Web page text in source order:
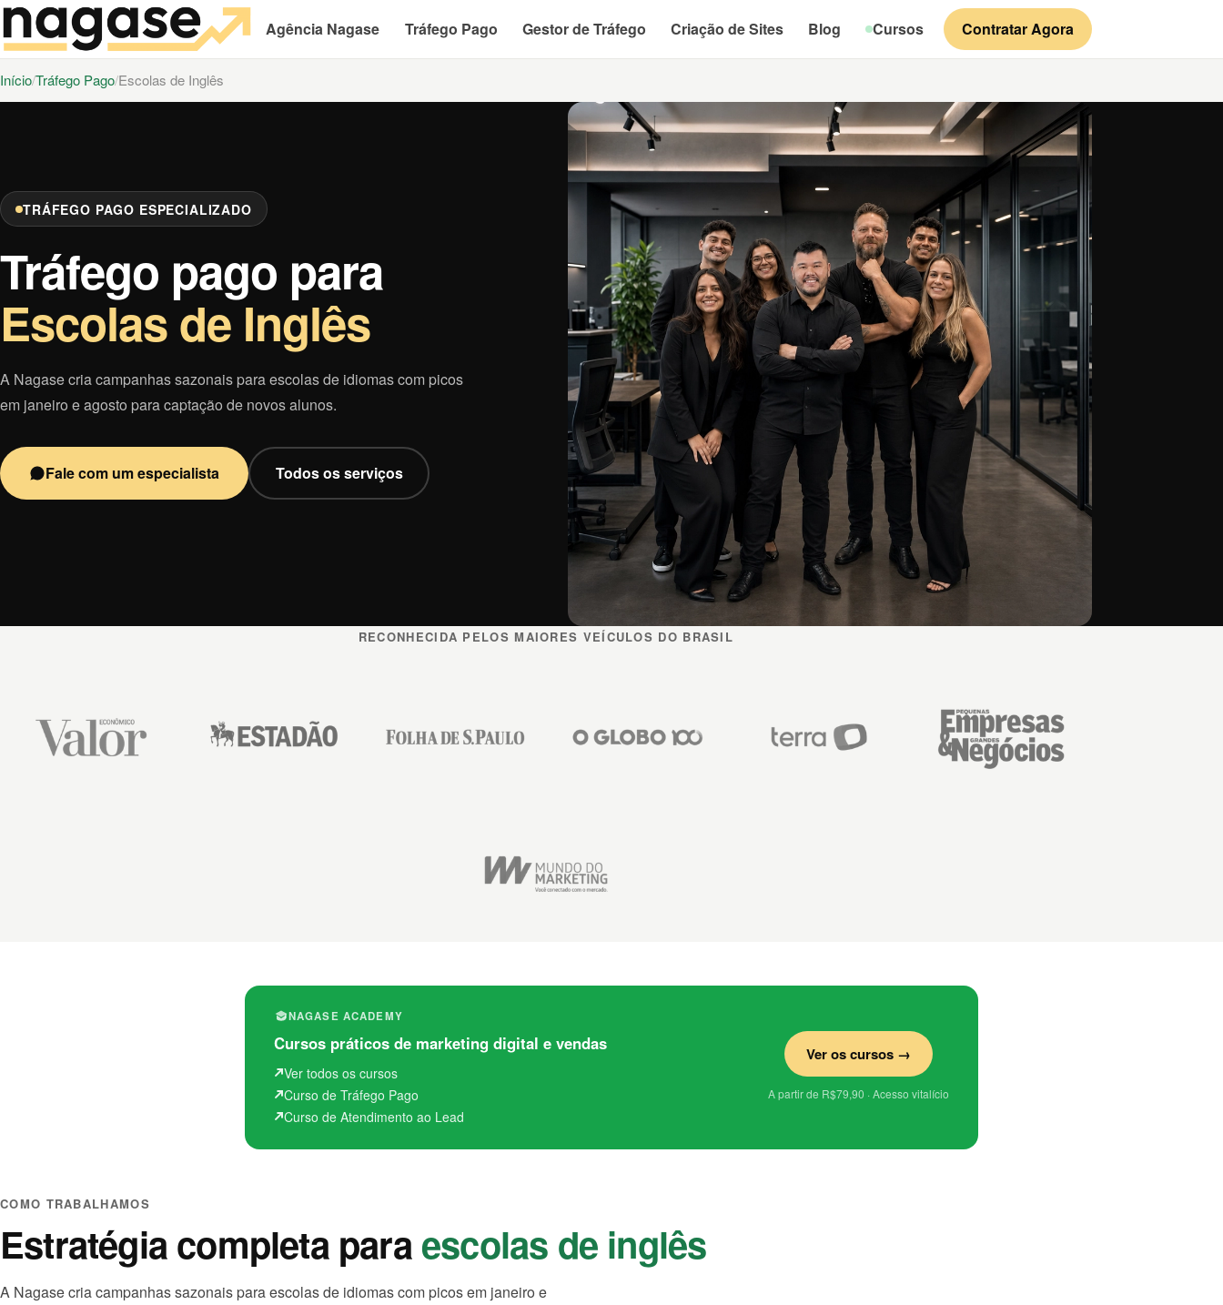
Agência Nagase Tráfego Pago Gestor de Tráfego Criação de Sites Blog Cursos Contratar Agora
InícioTráfego Pago Escolas de Inglês
TRÁFEGO PAGO ESPECIALIZADO
Tráfego pago para
Escolas de Inglês
A Nagase cria campanhas sazonais para escolas de idiomas com picos
em janeiro e agosto para captação de novos alunos.
Fale com um especialista Todos os serviços
RECONHECIDA PELOS MAIORES VEÍCULOS DO BRASIL
NAGASE ACADEMY
Cursos práticos de marketing digital e vendas
Ver todos os cursos
Curso de Tráfego Pago
Curso de Atendimento ao Lead
Ver os cursos →
A partir de R$79,90 · Acesso vitalício
COMO TRABALHAMOS
Estratégia completa paraescolas de inglês
A Nagase cria campanhas sazonais para escolas de idiomas com picos em janeiro e